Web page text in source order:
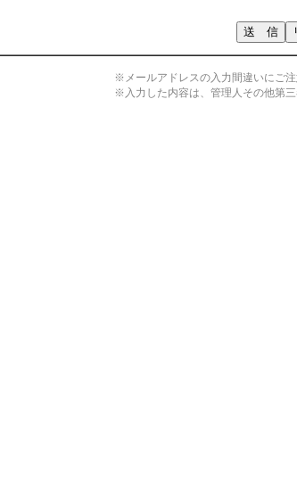
※メールアドレスの入力間違いにご注
※入力した内容は、管理人その他第三